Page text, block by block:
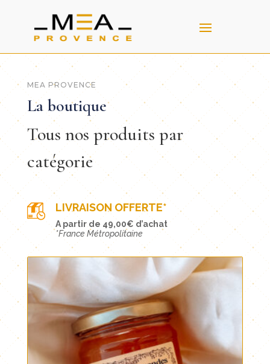
MEA PROVENCE
La boutique
Tous nos produits par
catégorie
LIVRAISON OFFERTE*
A partir de 49,00€ d’achat
*France Métropolitaine